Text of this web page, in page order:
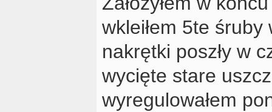
wkleiłem 5te śruby
nakrętki poszły w
wycięte stare
wyregulowałem